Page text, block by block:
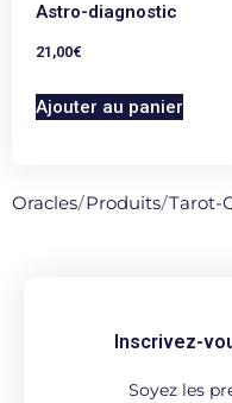
Astro-diagnostic
21,00€
Ajouter au panier
Oracles/Produits/Tarot-
Inscrivez-
Soyez les